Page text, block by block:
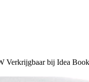
Verkrijgbaar bij Idea